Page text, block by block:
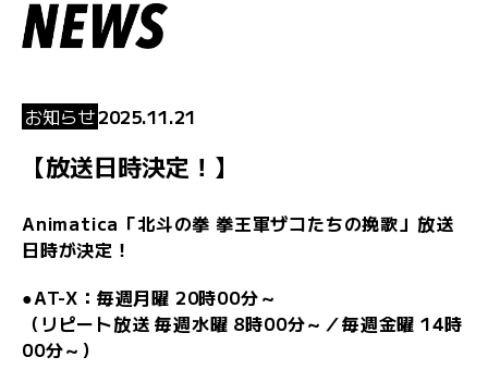
お知らせ2025.11.21
【放送日時決定！】
Animatica「北斗の拳 拳王軍ザコたちの挽歌」放送
日時が決定！
●AT-X：毎週月曜 20時00分～
（リピート放送 毎週水曜 8時00分～／毎週金曜 14時
00分～）